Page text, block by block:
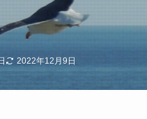
2022年12月9日